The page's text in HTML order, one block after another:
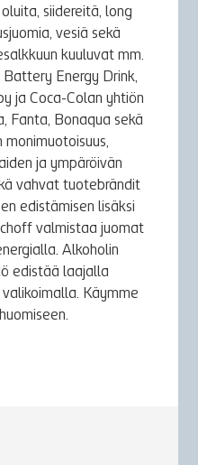
siidereitä, long
vesiä sekä
kuuluvat mm.
Battery Energy Drink,
ja Coca-Colan yhtiön
Fanta, Bonaqua sekä
ja ympäröivän
vahvat tuotebrändit
edistämisen lisäksi
valmistaa juomat
Alkoholin
edistää laajalla
Käymme